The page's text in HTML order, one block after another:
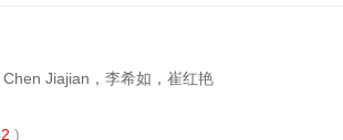
Jiajian，李希如，崔红艳
)